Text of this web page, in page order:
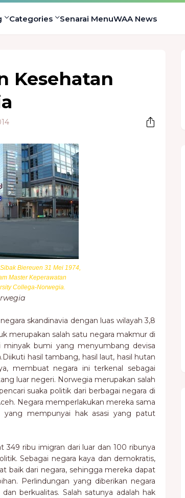
Categories Senarai MenuWAA News
Kesehatan
Biereuen 31 Mei 1974,
Master Keperawatan
Collega-Norwegia.
skandinavia dengan luas wilayah 3,8
merupakan salah satu negara makmur di
minyak bumi yang menyumbang devisa
hasil tambang, hasil laut, hasil hutan
membuat negara ini terkenal sebagai
luar negeri. Norwegia merupakan salah
suaka politik dari berbagai negara di
Negara memperlakukan mereka sama
yang mempunyai hak asasi yang patut
ribu imigran dari luar dan 100 ribunya
Sebagai negara kaya dan demokratis,
baik dari negara, sehingga mereka dapat
Perlindungan yang diberikan negara
berkualitas. Salah satunya adalah hak